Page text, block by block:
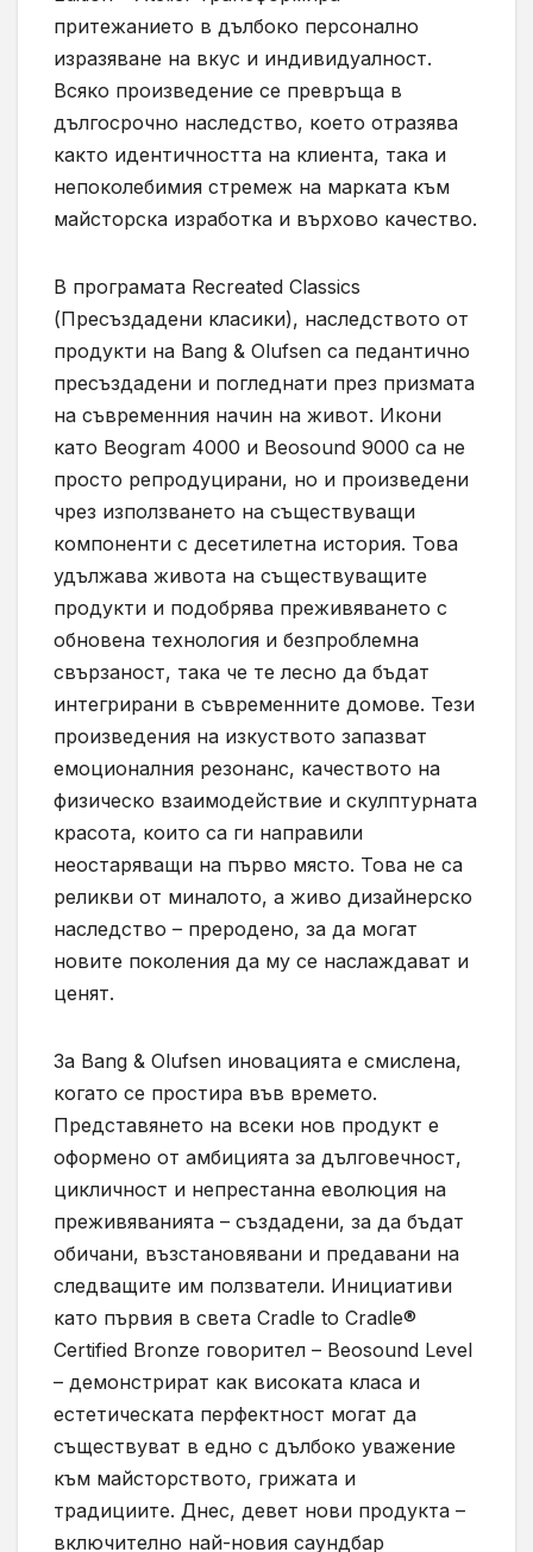
притежанието в дълбоко персонално
изразяване на вкус и индивидуалност.
Всяко произведение се превръща в
дългосрочно наследство, което отразява
както идентичността на клиента, така и
непоколебимия стремеж на марката към
майсторска изработка и върхово качество.
В програмата Recreated Classics
(Пресъздадени класики), наследството от
продукти на Bang & Olufsen са педантично
пресъздадени и погледнати през призмата
на съвременния начин на живот. Икони
като Beogram 4000 и Beosound 9000 са не
просто репродуцирани, но и произведени
чрез използването на съществуващи
компоненти с десетилетна история. Това
удължава живота на съществуващите
продукти и подобрява преживяването с
обновена технология и безпроблемна
свързаност, така че те лесно да бъдат
интегрирани в съвременните домове. Тези
произведения на изкуството запазват
емоционалния резонанс, качеството на
физическо взаимодействие и скулптурната
красота, които са ги направили
неостаряващи на първо място. Това не са
реликви от миналото, а живо дизайнерско
наследство – преродено, за да могат
новите поколения да му се наслаждават и
ценят.
За Bang & Olufsen иновацията е смислена,
когато се простира във времето.
Представянето на всеки нов продукт е
оформено от амбицията за дълговечност,
цикличност и непрестанна еволюция на
преживяванията – създадени, за да бъдат
обичани, възстановявани и предавани на
следващите им ползватели. Инициативи
като първия в света Cradle to Cradle®
Certified Bronze говорител – Beosound Level
– демонстрират как високата класа и
естетическата перфектност могат да
съществуват в едно с дълбоко уважение
към майсторството, грижата и
традициите. Днес, девет нови продукта –
включително най-новия саундбар